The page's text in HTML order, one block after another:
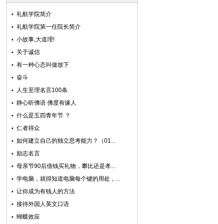
礼航学院简介
礼航学院第一任院长简介
小故事,大道理!
关于诚信
有一种心态叫做放下
奋斗
人生至理名言100条
静心听佛语 佛度有缘人
什么是五四青年节 ？
仁者得众
如何建立自己的独立思考能力？（01...
励志名言
母亲节90后借钱买礼物，攀比还是孝...
学电脑，就得知道电脑每个键的用处，...
让你成为有钱人的方法
接待外国人英文口语
蝴蝶效应